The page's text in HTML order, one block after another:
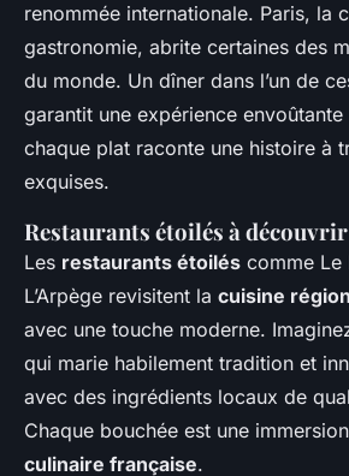
renommée internationale. Paris, la
gastronomie, abrite certaines des
du monde. Un dîner dans l’un de
garantit une expérience
chaque plat raconte une histoire à
exquises.
Restaurants étoilés à découvrir
Les restaurants étoilés comme Le
L’Arpège revisitent la cuisine
avec une touche moderne.
qui marie habilement tradition et
avec des ingrédients locaux de
Chaque bouchée est une
culinaire française.